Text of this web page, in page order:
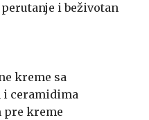
i beživotan
kreme sa
ceramidima
pre kreme